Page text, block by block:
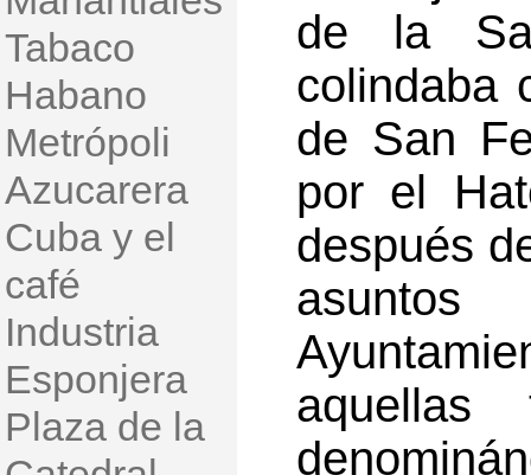
Tabaco
Habano
Metrópoli
Azucarera
Cuba y el
café
Industria
Esponjera
Plaza de la
de la
colindaba
de San
por el
después